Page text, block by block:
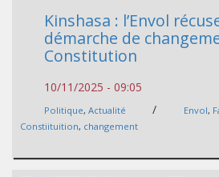
Kinshasa : l’Envol
démarche de
Constitution
10/11/2025 - 09:05
Politique, Actualité / Envol,
Constiituition, changement